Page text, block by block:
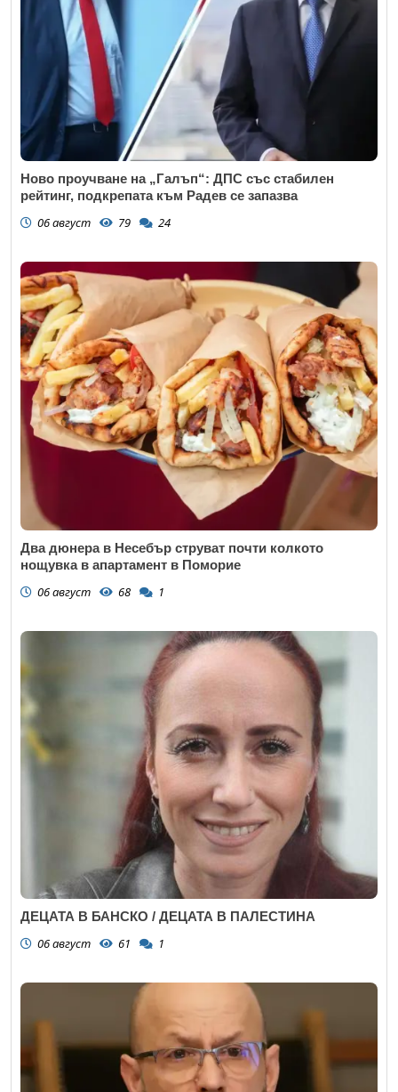
Ново проучване на „Галъп“: ДПС със стабилен
рейтинг, подкрепата към Радев се запазва
06 август 79 24
Два дюнера в Несебър струват почти колкото
нощувка в апартамент в Поморие
06 август 68 1
ДЕЦАТА В БАНСКО / ДЕЦАТА В ПАЛЕСТИНА
06 август 61 1